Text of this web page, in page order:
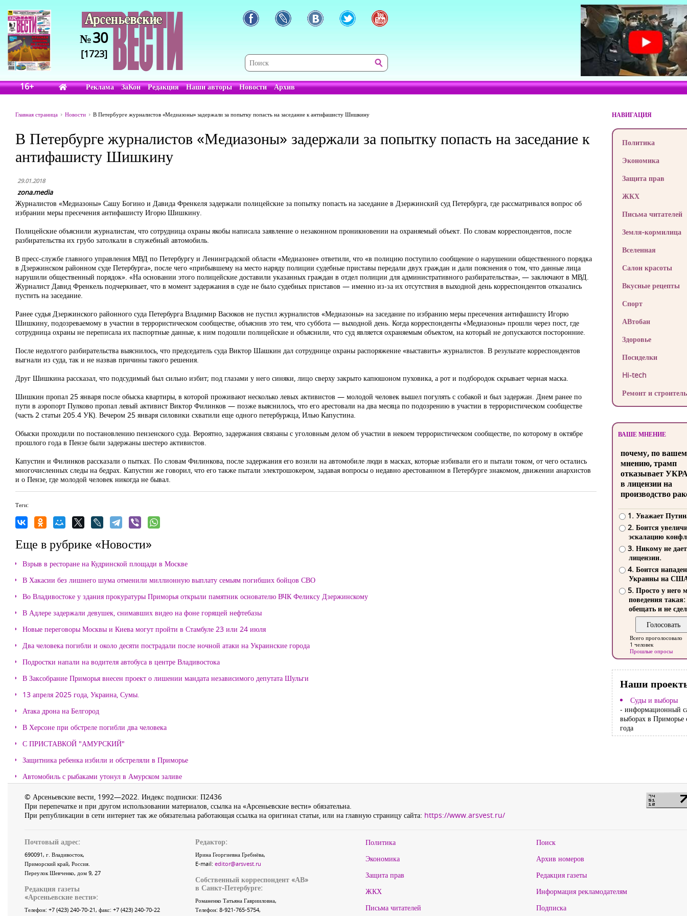
№30
[1723]
16+ Реклама ЗаКон Редакция Наши авторы Новости Архив
Главная страница Новости В Петербурге журналистов «Медиазоны» задержали за попытку попасть на заседание к антифашисту Шишкину
В Петербурге журналистов «Медиазоны» задержали за попытку попасть на заседание к
антифашисту Шишкину
29.01.2018
zona.media
Журналистов «Медиазоны» Сашу Богино и Давида Френкеля задержали полицейские за попытку попасть на заседание в Дзержинский суд Петербурга, где рассматривался вопрос об
избрании меры пресечения антифашисту Игорю Шишкину.
Полицейские объяснили журналистам, что сотрудница охраны якобы написала заявление о незаконном проникновении на охраняемый объект. По словам корреспондентов, после
разбирательства их грубо затолкали в служебный автомобиль.
В пресс-службе главного управления МВД по Петербургу и Ленинградской области «Медиазоне» ответили, что «в полицию поступило сообщение о нарушении общественного порядка
в Дзержинском районном суде Петербурга», после чего «прибывшему на место наряду полиции судебные приставы передали двух граждан и дали пояснения о том, что данные лица
нарушили общественный порядок». «На основании этого полицейские доставили указанных граждан в отдел полиции для административного разбирательства», — заключают в МВД.
Журналист Давид Френкель подчеркивает, что в момент задержания в суде не было судебных приставов — именно из-за их отсутствия в выходной день корреспондентов отказались
пустить на заседание.
Ранее судья Дзержинского районного суда Петербурга Владимир Васюков не пустил журналистов «Медиазоны» на заседание по избранию меры пресечения антифашисту Игорю
Шишкину, подозреваемому в участии в террористическом сообществе, объяснив это тем, что суббота — выходной день. Когда корреспонденты «Медиазоны» прошли через пост, где
сотрудница охраны не переписала их паспортные данные, к ним подошли полицейские и объяснили, что суд является охраняемым объектом, на который не допускаются посторонние.
После недолгого разбирательства выяснилось, что председатель суда Виктор Шашкин дал сотруднице охраны распоряжение «выставить» журналистов. В результате корреспондентов
выгнали из суда, так и не назвав причины такого решения.
Друг Шишкина рассказал, что подсудимый был сильно избит; под глазами у него синяки, лицо сверху закрыто капюшоном пуховика, а рот и подбородок скрывает черная маска.
Шишкин пропал 25 января после обыска квартиры, в которой проживают несколько левых активистов — молодой человек вышел погулять с собакой и был задержан. Днем ранее по
пути в аэропорт Пулково пропал левый активист Виктор Филинков — позже выяснилось, что его арестовали на два месяца по подозрению в участии в террористическом сообществе
(часть 2 статьи 205.4 УК). Вечером 25 января силовики схватили еще одного петербуржца, Илью Капустина.
Обыски проходили по постановлению пензенского суда. Вероятно, задержания связаны с уголовным делом об участии в некоем террористическом сообществе, по которому в октябре
прошлого года в Пензе были задержаны шестеро активистов.
Капустин и Филинков рассказали о пытках. По словам Филинкова, после задержания его возили на автомобиле люди в масках, которые избивали его и пытали током, от чего остались
многочисленных следы на бедрах. Капустин же говорил, что его также пытали электрошокером, задавая вопросы о недавно арестованном в Петербурге знакомом, движении анархистов
и о Пензе, где молодой человек никогда не бывал.
Теги:
Еще в рубрике «Новости»
Взрыв в ресторане на Кудринской площади в Москве
В Хакасии без лишнего шума отменили миллионную выплату семьям погибших бойцов СВО
Во Владивостоке у здания прокуратуры Приморья открыли памятник основателю ВЧК Феликсу Дзержинскому
В Адлере задержали девушек, снимавших видео на фоне горящей нефтебазы
Новые переговоры Москвы и Киева могут пройти в Стамбуле 23 или 24 июля
Два человека погибли и около десяти пострадали после ночной атаки на Украинские города
Подростки напали на водителя автобуса в центре Владивостока
В Заксобрание Приморья внесен проект о лишении мандата независимого депутата Шульги
13 апреля 2025 года, Украина, Сумы.
Атака дрона на Белгород
В Херсоне при обстреле погибли два человека
С ПРИСТАВКОЙ "АМУРСКИЙ"
Защитника ребенка избили и обстреляли в Приморье
Автомобиль с рыбаками утонул в Амурском заливе
НАВИГАЦИЯ
Политика
Экономика
Защита прав
ЖКХ
Письма читателей
Земля-кормилица
Вселенная
Салон красоты
Вкусные рецепты
Спорт
АВтобан
Здоровье
Посиделки
Hi-tech
Ремонт и
ВАШЕ МНЕНИЕ
почему, по
мнению, трамп
отказывает
в лицензии на
производство
1. Уважает
2. Боится
эскалацию
3. Никому не
лицензии.
4. Боится
Украины на
5. Просто у него
поведения такая:
обещать и не
Всего проголосовало
1 человек
Прошлые опросы
Наши
Суды и выборы
- информационный
выборах в Приморье
года
© Арсеньевские вести, 1992—2022. Индекс подписки: П2436
При перепечатке и при другом использовании материалов, ссылка на «Арсеньевские вести» обязательна.
При републикации в сети интернет так же обязательна работающая ссылка на оригинал статьи, или на главную страницу сайта: https://www.arsvest.ru/
Почтовый адрес:
690091, г. Владивосток,
Приморский край, Россия.
Переулок Шевченко, дом 9, 27
Редакция газеты
«Арсеньевские вести»:
Телефон: +7 (423) 240-70-21, факс: +7 (423) 240-70-22
Редактор:
Ирина Георгиевна Гребнёва,
E-mail: editor@arsvest.ru
Собственный корреспондент «АВ»
в Санкт-Петербурге:
Романенко Татьяна Гаврииловна,
Телефон: 8-921-765-5754,
Политика
Экономика
Защита прав
ЖКХ
Письма читателей
Поиск
Архив номеров
Редакция газеты
Информация рекламодателям
Подписка